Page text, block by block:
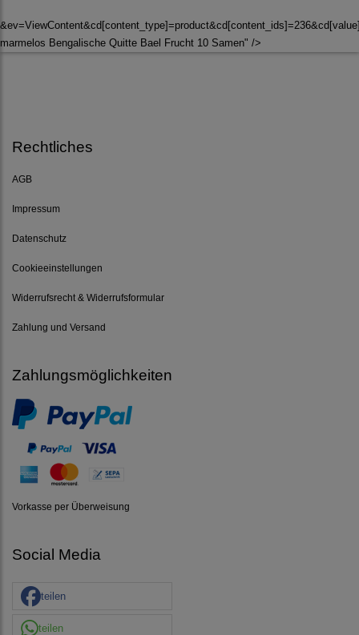
marmelos Bengalische Quitte Bael Frucht 10 Samen" />
Rechtliches
AGB
Impressum
Datenschutz
Cookieeinstellungen
Widerrufsrecht & Widerrufsformular
Zahlung und Versand
Zahlungsmöglichkeiten
Vorkasse per Überweisung
Social Media
teilen
teilen